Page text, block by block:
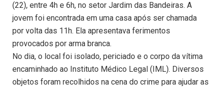
(22), entre 4h e 6h, no setor Jardim das Bandeiras. A
jovem foi encontrada em uma casa após ser chamada
por volta das 11h. Ela apresentava ferimentos
provocados por arma branca.
No dia, o local foi isolado, periciado e o corpo da vítima
encaminhado ao Instituto Médico Legal (IML). Diversos
objetos foram recolhidos na cena do crime para ajudar as